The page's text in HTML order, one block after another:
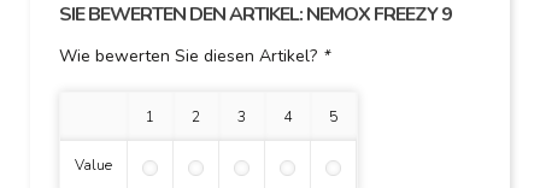
SIE BEWERTEN DEN ARTIKEL:NEMOX FREEZY 9
Wie bewerten Sie diesen Artikel? *
1 Stern 2 Sterne3 Sterne4 Sterne5 Sterne
Value